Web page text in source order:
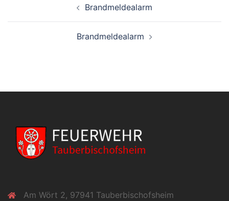
Brandmeldealarm
Brandmeldealarm
Am Wört 2, 97941 Tauberbischofsheim